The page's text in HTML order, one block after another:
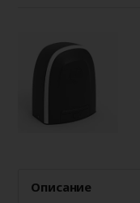
Описание